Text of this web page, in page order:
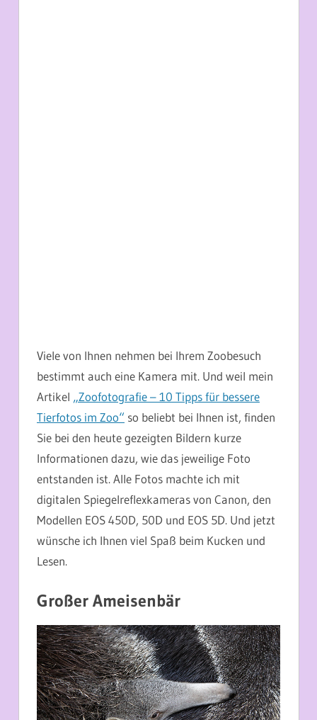
Viele von Ihnen nehmen bei Ihrem Zoobesuch
bestimmt auch eine Kamera mit. Und weil mein
Artikel „Zoofotografie – 10 Tipps für bessere
Tierfotos im Zoo“ so beliebt bei Ihnen ist, finden
Sie bei den heute gezeigten Bildern kurze
Informationen dazu, wie das jeweilige Foto
entstanden ist. Alle Fotos machte ich mit
digitalen Spiegelreflexkameras von Canon, den
Modellen EOS 450D, 50D und EOS 5D. Und jetzt
wünsche ich Ihnen viel Spaß beim Kucken und
Lesen.
Großer Ameisenbär